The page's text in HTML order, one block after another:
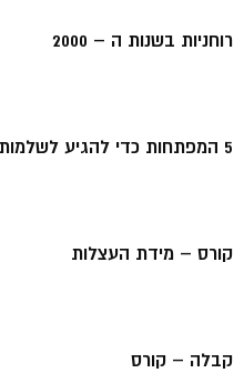
רוחניות בשנות ה – 2000
5 המפתחות כדי להגיע לשלמות
קורס – מידת העצלות
קבלה – קורס